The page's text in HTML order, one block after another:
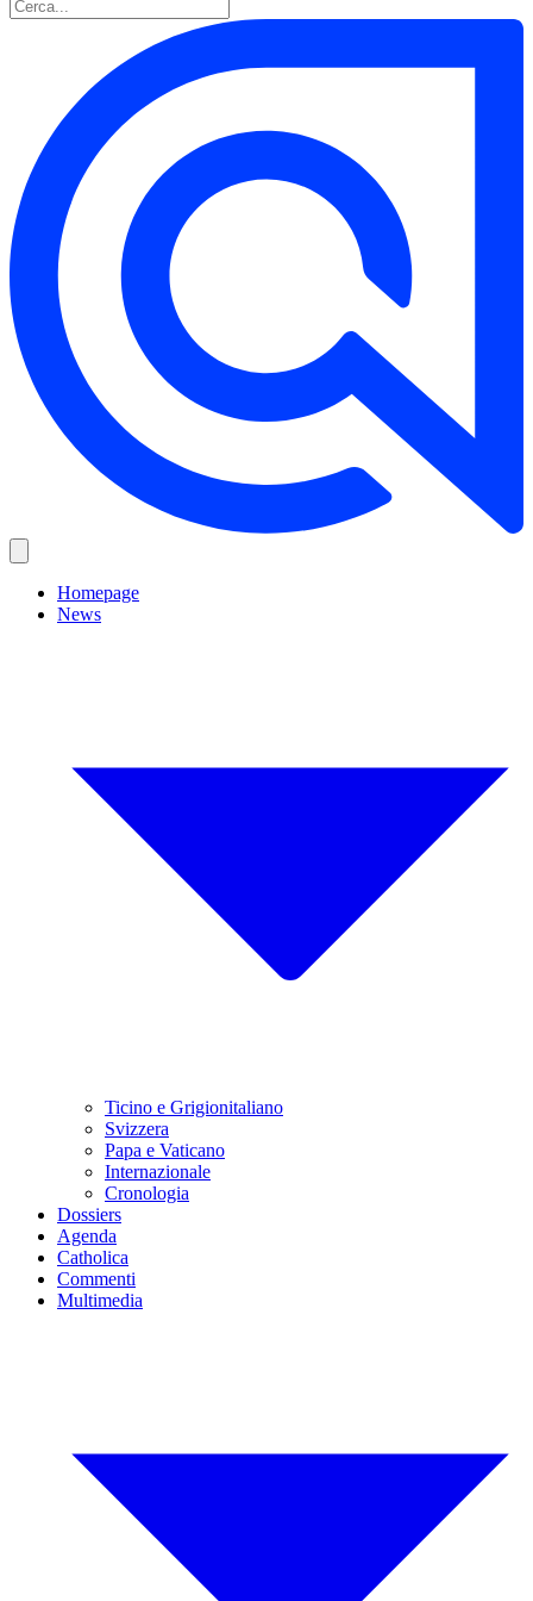
Homepage
News
Ticino e Grigionitaliano
Svizzera
Papa e Vaticano
Internazionale
Cronologia
Dossiers
Agenda
Catholica
Commenti
Multimedia